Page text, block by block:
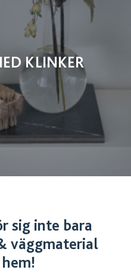
KLINKER
sig inte bara
väggmaterial